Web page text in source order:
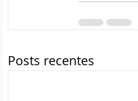
Posts recentes